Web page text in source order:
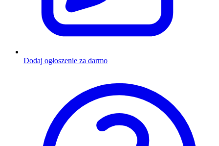
Dodaj ogłoszenie za darmo